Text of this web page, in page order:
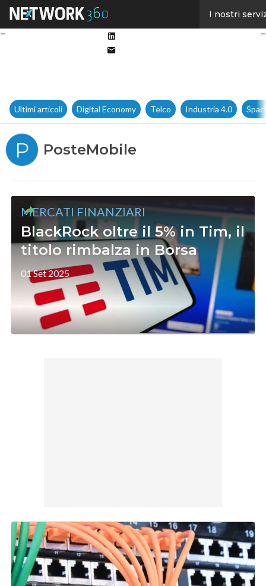
I nostri
Ultimi articoli Digital Economy Telco Industria 4.0
P PosteMobile
MERCATI FINANZIARI
BlackRock oltre il 5% in Tim, il
titolo rimbalza in Borsa
01 Set 2025